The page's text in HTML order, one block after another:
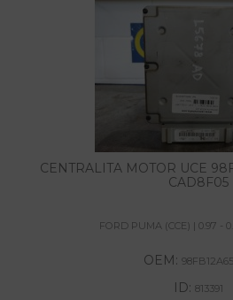
CENTRALITA MOTOR UCE
CAD8F05
FORD PUMA (CCE) | 0.97 -
OEM:
ID: 813391